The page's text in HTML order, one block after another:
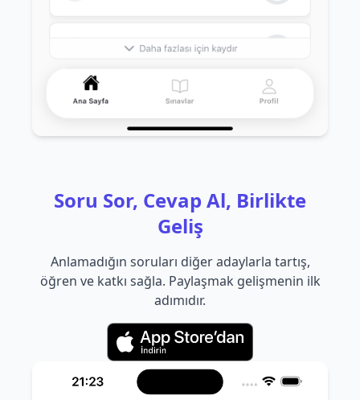
Soru Sor, Cevap Al, Birlikte
Geliş
Anlamadığın soruları diğer adaylarla tartış,
öğren ve katkı sağla. Paylaşmak gelişmenin ilk
adımıdır.